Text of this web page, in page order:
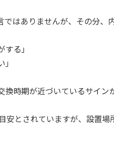
はありませんが、その分、
る」
時期が近づいているサイン
とされていますが、設置場